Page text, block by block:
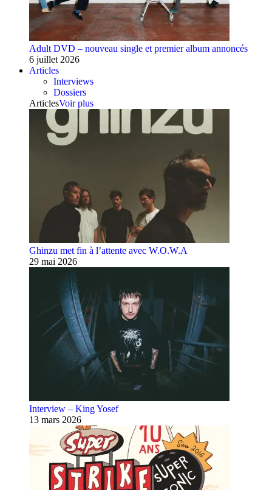
Adult DVD – nouveau single et premier album annoncés
6 juillet 2026
Articles
Interviews
Dossiers
ArticlesVoir plus
Ghinzu met fin à l’attente avec W.O.W.A
29 mai 2026
Interview – King Yosef
13 mars 2026